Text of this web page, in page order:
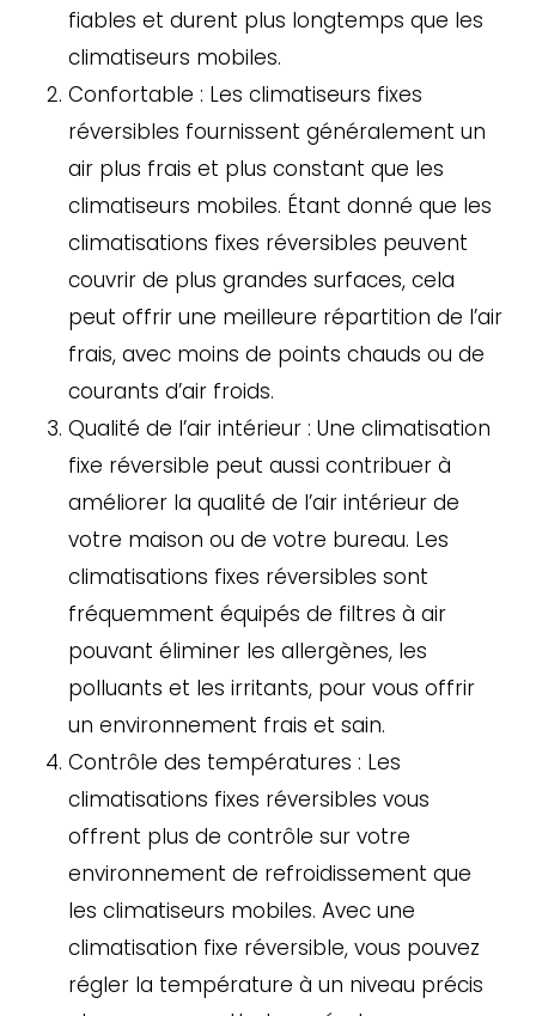
fiables et durent plus longtemps que les
climatiseurs mobiles.
Confortable : Les climatiseurs fixes
réversibles fournissent généralement un
air plus frais et plus constant que les
climatiseurs mobiles. Étant donné que les
climatisations fixes réversibles peuvent
couvrir de plus grandes surfaces, cela
peut offrir une meilleure répartition de l’air
frais, avec moins de points chauds ou de
courants d’air froids.
Qualité de l’air intérieur : Une climatisation
fixe réversible peut aussi contribuer à
améliorer la qualité de l’air intérieur de
votre maison ou de votre bureau. Les
climatisations fixes réversibles sont
fréquemment équipés de filtres à air
pouvant éliminer les allergènes, les
polluants et les irritants, pour vous offrir
un environnement frais et sain.
Contrôle des températures : Les
climatisations fixes réversibles vous
offrent plus de contrôle sur votre
environnement de refroidissement que
les climatiseurs mobiles. Avec une
climatisation fixe réversible, vous pouvez
régler la température à un niveau précis